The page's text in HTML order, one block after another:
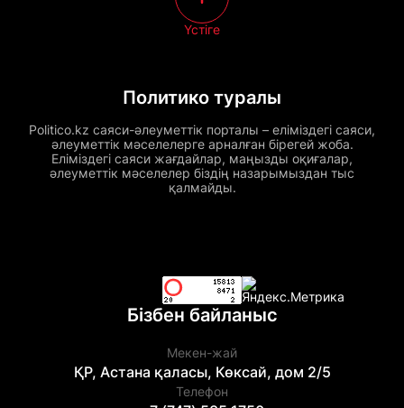
Политико туралы
Politico.kz саяси-әлеуметтік порталы – еліміздегі саяси,
әлеуметтік мәселелерге арналған бірегей жоба.
Еліміздегі саяси жағдайлар, маңызды оқиғалар,
әлеуметтік мәселелер біздің назарымыздан тыс
қалмайды.
Үстіге
Бізбен байланыс
Мекен-жай
ҚР, Астана қаласы, Көксай, дом 2/5
Телефон